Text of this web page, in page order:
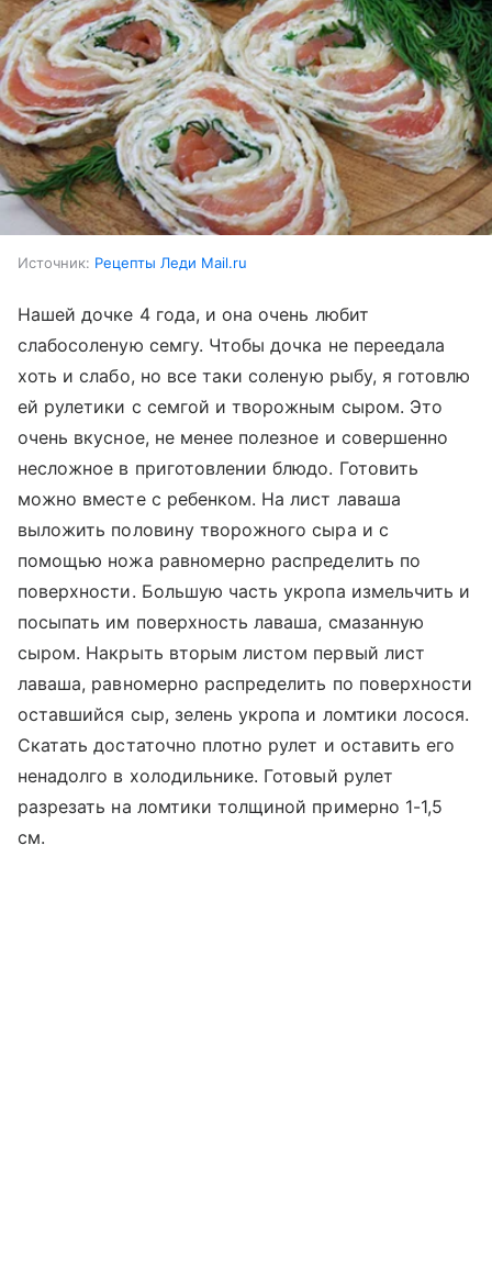
Источник: Рецепты Леди Mail.ru
Нашей дочке 4 года, и она очень любит
слабосоленую семгу. Чтобы дочка не переедала
хоть и слабо, но все таки соленую рыбу, я готовлю
ей рулетики с семгой и творожным сыром. Это
очень вкусное, не менее полезное и совершенно
несложное в приготовлении блюдо. Готовить
можно вместе с ребенком. На лист лаваша
выложить половину творожного сыра и с
помощью ножа равномерно распределить по
поверхности. Большую часть укропа измельчить и
посыпать им поверхность лаваша, смазанную
сыром. Накрыть вторым листом первый лист
лаваша, равномерно распределить по поверхности
оставшийся сыр, зелень укропа и ломтики лосося.
Скатать достаточно плотно рулет и оставить его
ненадолго в холодильнике. Готовый рулет
разрезать на ломтики толщиной примерно 1-1,5
см.